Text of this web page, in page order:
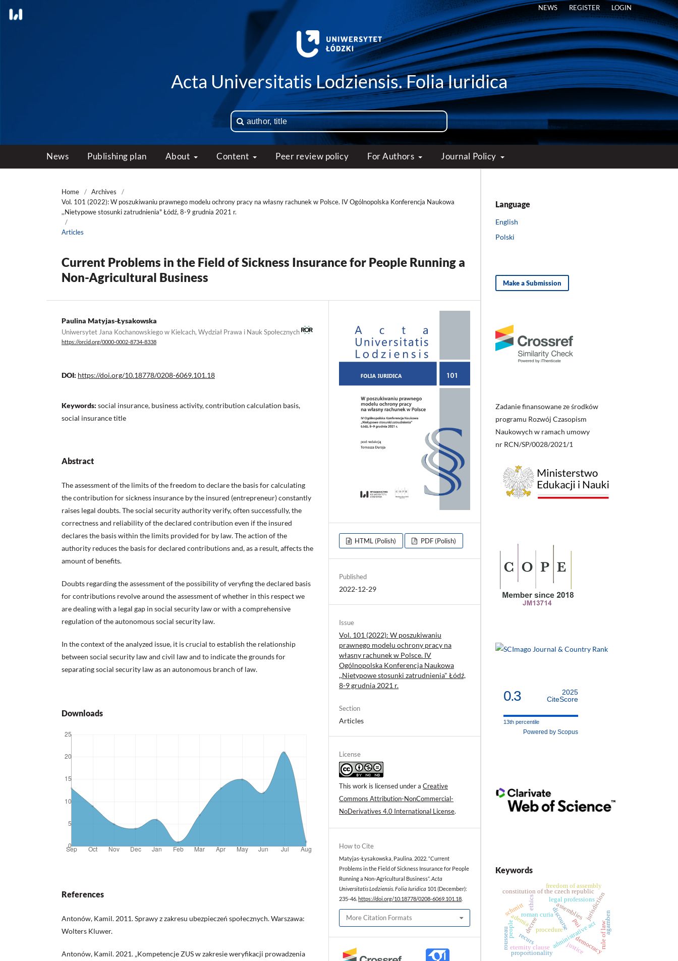
Acta Universitatis Lodziensis. Folia Iuridica
News Publishing plan About Content Peer review policy For Authors Journal Policy
NEWS REGISTER LOGIN
Home / Archives
/
Vol. 101 (2022): W poszukiwaniu prawnego modelu ochrony pracy na własny rachunek w Polsce. IV Ogólnopolska Konferencja Naukowa
,,Nietypowe stosunki zatrudnienia" Łódź, 8-9 grudnia 2021 r.
/
Articles
Current Problems in the Field of Sickness Insurance for People Running a
Non-Agricultural Business
Paulina Matyjas-Łysakowska
Uniwersytet Jana Kochanowskiego w Kielcach, Wydział Prawa i Nauk Społecznych
https://orcid.org/0000-0002-8734-8338
DOI: https://doi.org/10.18778/0208-6069.101.18
Keywords: social insurance, business activity, contribution calculation basis,
social insurance title
Abstract
The assessment of the limits of the freedom to declare the basis for calculating
the contribution for sickness insurance by the insured (entrepreneur) constantly
raises legal doubts. The social security authority verify, often successfully, the
correctness and reliability of the declared contribution even if the insured
declares the basis within the limits provided for by law. The action of the
authority reduces the basis for declared contributions and, as a result, affects the
amount of benefits.
Doubts regarding the assessment of the possibility of veryfing the declared basis
for contributions revolve around the assessment of whether in this respect we
are dealing with a legal gap in social security law or with a comprehensive
regulation of the autonomous social security law.
In the context of the analyzed issue, it is crucial to establish the relationship
between social security law and civil law and to indicate the grounds for
separating social security law as an autonomous branch of law.
Downloads
References
Antonów, Kamil. 2011. Sprawy z zakresu ubezpieczeń społecznych. Warszawa:
Wolters Kluwer.
Antonów, Kamil. 2021. „Kompetencje ZUS w zakresie weryfikacji prowadzenia
HTML (Polish) PDF (Polish)
Published
2022-12-29
Issue
Vol. 101 (2022): W poszukiwaniu
prawnego modelu ochrony pracy na
własny rachunek w Polsce. IV
Ogólnopolska Konferencja Naukowa
,,Nietypowe stosunki zatrudnienia" Łódź,
8-9 grudnia 2021 r.
Section
Articles
License
This work is licensed under a Creative
Commons Attribution-NonCommercial-
NoDerivatives 4.0 International License.
How to Cite
Matyjas-Łysakowska, Paulina. 2022. “Current
Problems in the Field of Sickness Insurance for People
Running a Non-Agricultural Business”. Acta
Universitatis Lodziensis. Folia Iuridica 101 (December):
235-46. https://doi.org/10.18778/0208-6069.101.18
More Citation Formats
Language
English
Polski
Make a Submission
Zadanie finansowane ze środków
programu Rozwój Czasopism
Naukowych w ramach umowy
nr RCN/SP/0028/2021/1
0.3
2025
CiteScore
13th percentile
Powered by Scopus
Keywords
ethics legal professions
discourse jurisdiction
recurs
roman curia
decree administrative act
procedure
democracyrule of law
constitution of the czech republic
eternity clause
assemblies
freedom of assembly
agamben
ademia
people
rousseau
schmitt
proportionality
pui
justice